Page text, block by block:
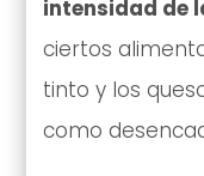
intensidad de
ciertos
tinto y los
como